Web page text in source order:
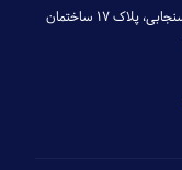
بلوار میرداماد، ضلع شمالی میدان مادر، خیابان سنجابی، پلاک ۱۷ ساختمان